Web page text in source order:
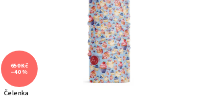
Čelenka
650 Kč
–40 %